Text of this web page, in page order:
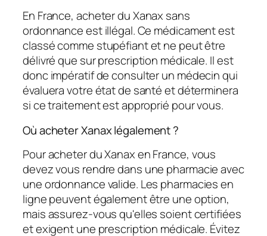
En France, acheter du Xanax sans
ordonnance est illégal. Ce médicament est
classé comme stupéfiant et ne peut être
délivré que sur prescription médicale. Il est
donc impératif de consulter un médecin qui
évaluera votre état de santé et déterminera
si ce traitement est approprié pour vous.
Où acheter Xanax légalement ?
Pour acheter du Xanax en France, vous
devez vous rendre dans une pharmacie avec
une ordonnance valide. Les pharmacies en
ligne peuvent également être une option,
mais assurez-vous qu'elles soient certifiées
et exigent une prescription médicale. Évitez